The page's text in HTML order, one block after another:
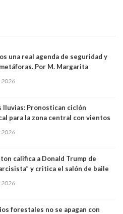
una real agenda de seguridad y
Por M. Margarita
2026
lluvias: Pronostican ciclón
para la zona central con vientos
2026
califica a Donald Trump de
y critica el salón de baile
destruyendo”
2026
forestales no se apagan con